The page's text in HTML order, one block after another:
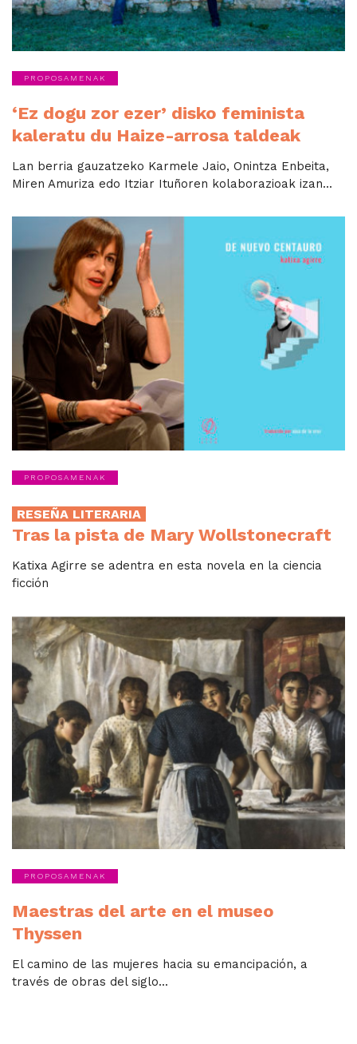
PROPOSAMENAK
‘Ez dogu zor ezer’ disko feminista
kaleratu du Haize-arrosa taldeak
Lan berria gauzatzeko Karmele Jaio, Onintza Enbeita,
Miren Amuriza edo Itziar Ituñoren kolaborazioak izan...
PROPOSAMENAK
RESEÑA LITERARIA
Tras la pista de Mary Wollstonecraft
Katixa Agirre se adentra en esta novela en la ciencia
ficción
PROPOSAMENAK
Maestras del arte en el museo
Thyssen
El camino de las mujeres hacia su emancipación, a
través de obras del siglo...